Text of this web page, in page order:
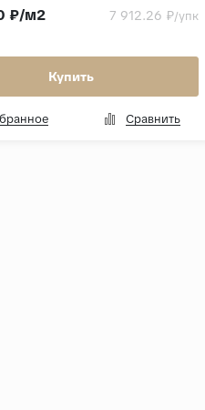
₽/м2 7 912.26 ₽/упк
Купить
Сравнить